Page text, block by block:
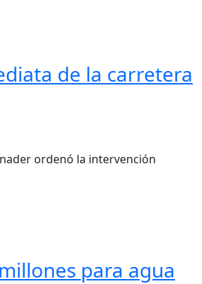
de la carretera
ordenó la intervención
para agua